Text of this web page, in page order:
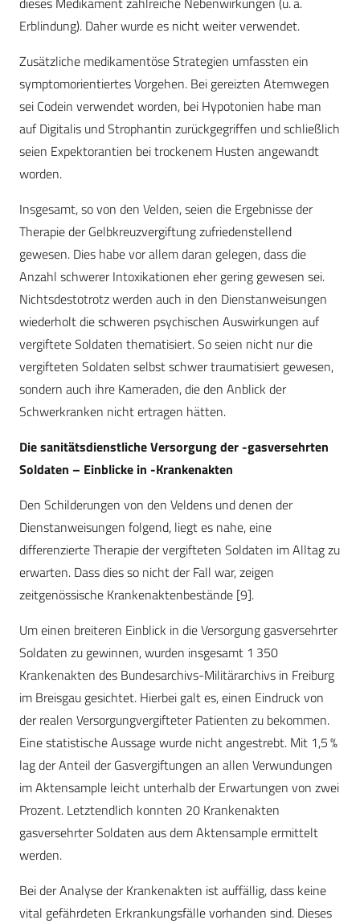
Erblindung). Daher wurde es nicht weiter verwendet.
Zusätzliche medikamentöse Strategien umfassten ein
symptomorientiertes Vorgehen. Bei gereizten Atemwegen
sei Codein verwendet worden, bei Hypotonien habe man
auf Digitalis und Strophantin zurückgegriffen und schließlich
seien Expektorantien bei trockenem Husten angewandt
worden.
Insgesamt, so von den Velden, seien die Ergebnisse der
Therapie der Gelbkreuzvergiftung zufriedenstellend
gewesen. Dies habe vor allem daran gelegen, dass die
Anzahl schwerer Intoxikationen eher gering gewesen sei.
Nichtsdestotrotz werden auch in den Dienstanweisungen
wiederholt die schweren psychischen Auswirkungen auf
vergiftete Soldaten thematisiert. So seien nicht nur die
vergifteten Soldaten selbst schwer traumatisiert gewesen,
sondern auch ihre Kameraden, die den Anblick der
Schwerkranken nicht ertragen hätten.
Die sanitätsdienstliche Versorgung der -gasversehrten
Soldaten – Einblicke in -Krankenakten
Den Schilderungen von den Veldens und denen der
Dienstanweisungen folgend, liegt es nahe, eine
differenzierte Therapie der vergifteten Soldaten im Alltag zu
erwarten. Dass dies so nicht der Fall war, zeigen
zeitgenössische Krankenaktenbestände [9].
Um einen breiteren Einblick in die Versorgung gasversehrter
Soldaten zu gewinnen, wurden insgesamt 1 350
Krankenakten des Bundesarchivs-Militärarchivs in Freiburg
im Breisgau gesichtet. Hierbei galt es, einen Eindruck von
der realen Versorgungvergifteter Patienten zu bekommen.
Eine statistische Aussage wurde nicht angestrebt. Mit 1,5 %
lag der Anteil der Gasvergiftungen an allen Verwundungen
im Aktensample leicht unterhalb der Erwartungen von zwei
Prozent. Letztendlich konnten 20 Krankenakten
gasversehrter Soldaten aus dem Aktensample ermittelt
werden.
Bei der Analyse der Krankenakten ist auffällig, dass keine
vital gefährdeten Erkrankungsfälle vorhanden sind. Dieses